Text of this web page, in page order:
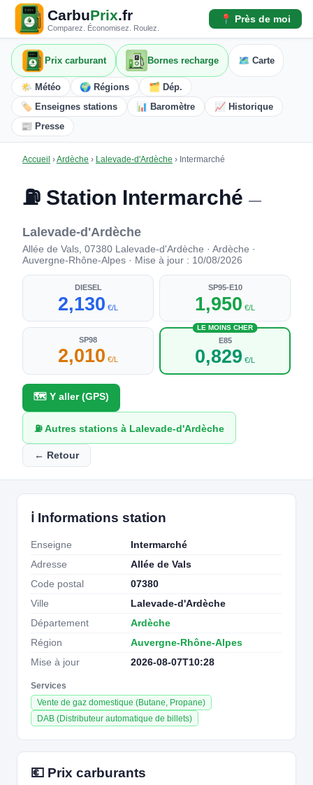
CarbuPrix.fr
Comparez. Économisez. Roulez.
📍 Près de moi
Prix carburant Bornes recharge 🗺️ Carte
🌤️ Météo 🌍 Régions
🗂️ Dép.
🏷️ Enseignes stations
📊 Baromètre
📈 Historique
📰 Presse
Accueil ›Ardèche › Lalevade-d'Ardèche › Intermarché
⛽ Station Intermarché —
Lalevade-d'Ardèche
Allée de Vals, 07380 Lalevade-d'Ardèche · Ardèche ·
Auvergne-Rhône-Alpes · Mise à jour : 10/08/2026
DIESEL
2,130 €/L
SP95-E10
1,950 €/L
SP98
2,010 €/L
LE MOINS CHER
E85
0,829 €/L
🗺️ Y aller (GPS)
⛽ Autres stations à Lalevade-d'Ardèche
← Retour
ℹ️ Informations station
Enseigne
Intermarché
Adresse
Allée de Vals
Code postal
07380
Ville
Lalevade-d'Ardèche
Département
Ardèche
Région
Auvergne-Rhône-Alpes
Mise à jour
2026-08-07T10:28
Services
Vente de gaz domestique (Butane, Propane)
DAB (Distributeur automatique de billets)
💶 Prix carburants